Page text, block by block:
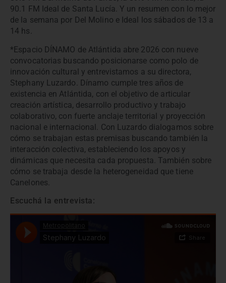
90.1 FM Ideal de Santa Lucía. Y un resumen con lo mejor
de la semana por Del Molino e Ideal los sábados de 13 a
14 hs.
*Espacio DÍNAMO de Atlántida abre 2026 con nueve
convocatorias buscando posicionarse como polo de
innovación cultural y entrevistamos a su directora,
Stephany Luzardo. Dínamo cumple tres años de
existencia en Atlántida, con el objetivo de articular
creación artística, desarrollo productivo y trabajo
colaborativo, con fuerte anclaje territorial y proyección
nacional e internacional. Con Luzardo dialogamos sobre
cómo se trabajan estas premisas buscando también la
interacción colectiva, estableciendo los apoyos y
dinámicas que necesita cada propuesta. También sobre
cómo se trabaja desde la heterogeneidad que tiene
Canelones.
Escuchá la entrevista: